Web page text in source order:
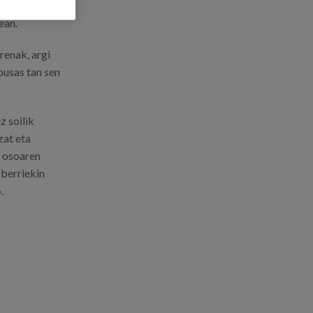
jaitsi zen.
argi
tan sen
soilik
eta